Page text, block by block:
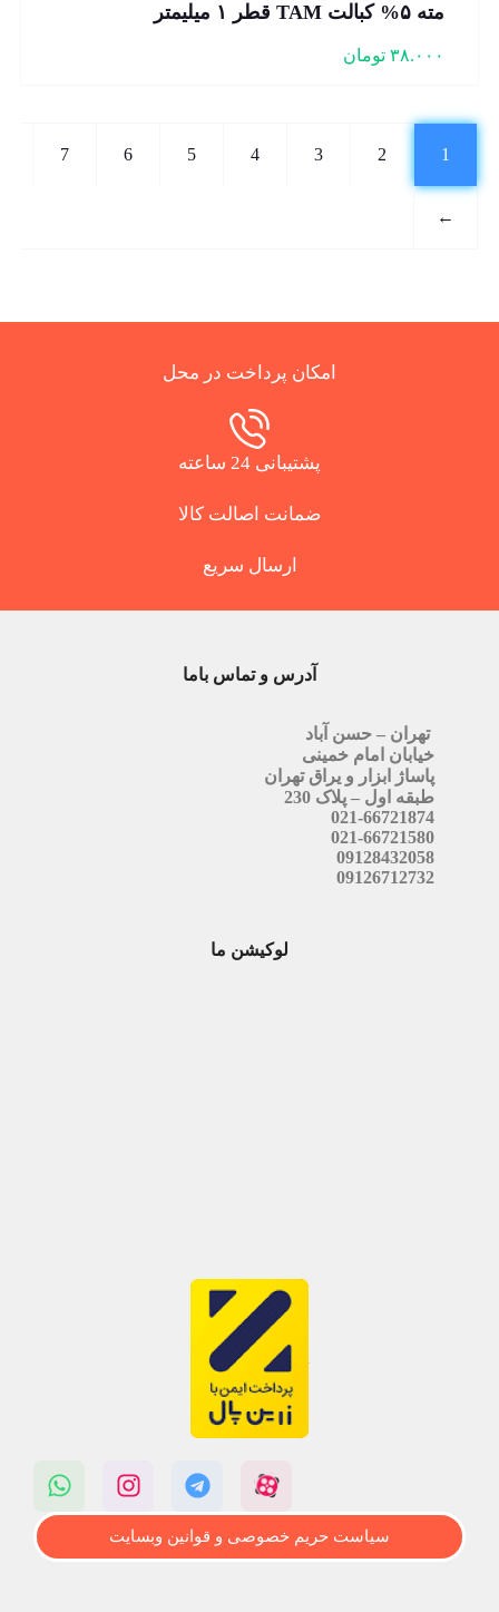
مته ۵% کبالت TAM قطر ۱ میلیمتر
۳۸.۰۰۰ تومان
1
2
3
4
5
6
7
←
امکان پرداخت در محل
پشتیبانی 24 ساعته
ضمانت اصالت کالا
ارسال سریع
آدرس و تماس باما
تهران – حسن آباد
خیابان امام خمینی
پاساژ ابزار و یراق تهران
طبقه اول – پلاک 230
021-66721874
021-66721580
09128432058
09126712732
لوکیشن ما
سیاست حریم خصوصی و قوانین وبسایت